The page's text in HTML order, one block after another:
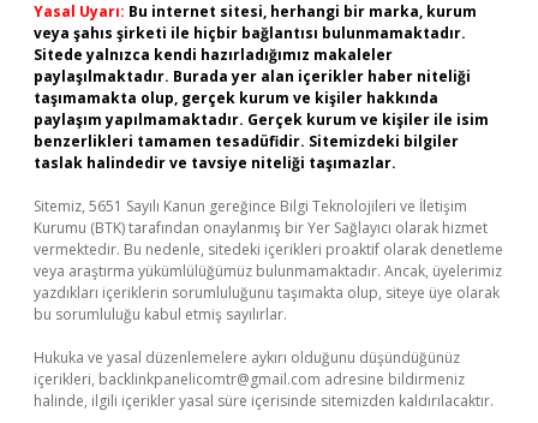
Yasal Uyarı: Bu internet sitesi, herhangi bir marka, kurum
veya şahıs şirketi ile hiçbir bağlantısı bulunmamaktadır.
Sitede yalnızca kendi hazırladığımız makaleler
paylaşılmaktadır. Burada yer alan içerikler haber niteliği
taşımamakta olup, gerçek kurum ve kişiler hakkında
paylaşım yapılmamaktadır. Gerçek kurum ve kişiler ile isim
benzerlikleri tamamen tesadüfidir. Sitemizdeki bilgiler
taslak halindedir ve tavsiye niteliği taşımazlar.
Sitemiz, 5651 Sayılı Kanun gereğince Bilgi Teknolojileri ve İletişim
Kurumu (BTK) tarafından onaylanmış bir Yer Sağlayıcı olarak hizmet
vermektedir. Bu nedenle, sitedeki içerikleri proaktif olarak denetleme
veya araştırma yükümlülüğümüz bulunmamaktadır. Ancak, üyelerimiz
yazdıkları içeriklerin sorumluluğunu taşımakta olup, siteye üye olarak
bu sorumluluğu kabul etmiş sayılırlar.
Hukuka ve yasal düzenlemelere aykırı olduğunu düşündüğünüz
içerikleri, backlinkpanelicomtr@gmail.com adresine bildirmeniz
halinde, ilgili içerikler yasal süre içerisinde sitemizden kaldırılacaktır.